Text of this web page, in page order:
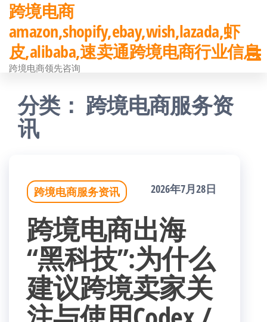
前
往
内
跨境电商
amazon,shopify,ebay,wish,lazada,虾
皮,alibaba,速卖通跨境电商行业信息
跨境电商领先咨询
分类：跨境电商服务资
讯
跨境电商服务资讯 2026年7月28日
跨境电商出海
“黑科技”:为什么
建议跨境卖家关